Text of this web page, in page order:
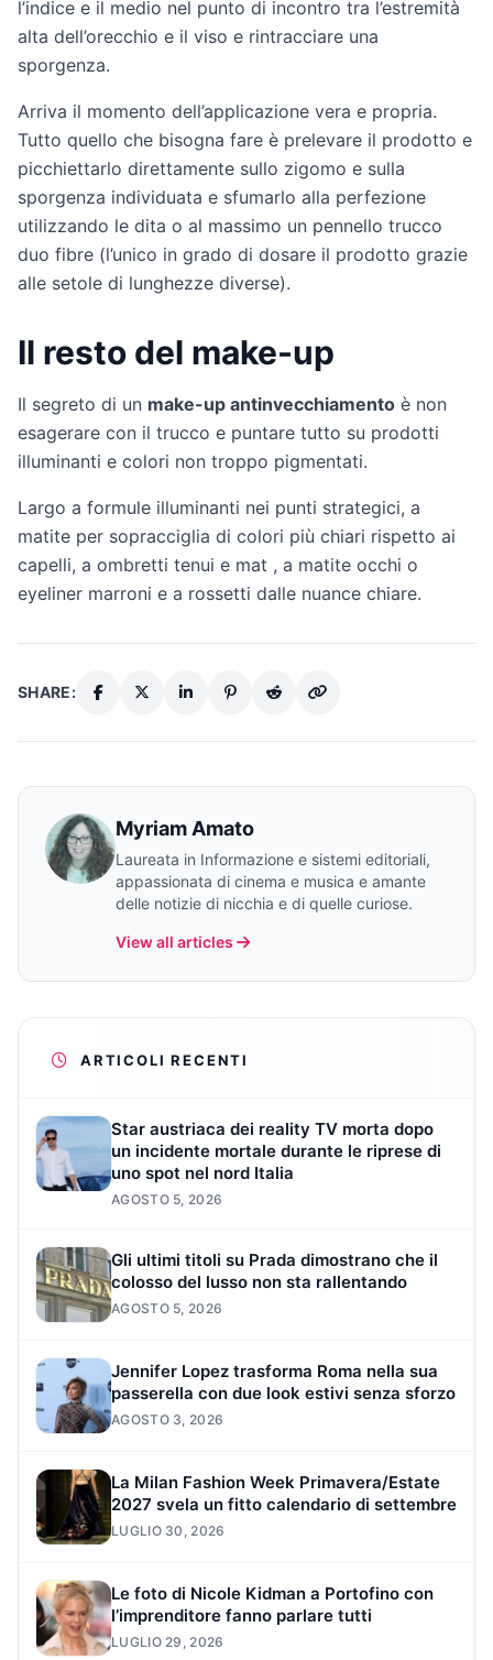
l’indice e il medio nel punto di incontro tra l’estremità
alta dell’orecchio e il viso e rintracciare una
sporgenza.
Arriva il momento dell’applicazione vera e propria.
Tutto quello che bisogna fare è prelevare il prodotto e
picchiettarlo direttamente sullo zigomo e sulla
sporgenza individuata e sfumarlo alla perfezione
utilizzando le dita o al massimo un pennello trucco
duo fibre (l’unico in grado di dosare il prodotto grazie
alle setole di lunghezze diverse).
Il resto del make-up
Il segreto di un make-up antinvecchiamento è non
esagerare con il trucco e puntare tutto su prodotti
illuminanti e colori non troppo pigmentati.
Largo a formule illuminanti nei punti strategici, a
matite per sopracciglia di colori più chiari rispetto ai
capelli, a ombretti tenui e mat , a matite occhi o
eyeliner marroni e a rossetti dalle nuance chiare.
SHARE:
Myriam Amato
Laureata in Informazione e sistemi editoriali,
appassionata di cinema e musica e amante
delle notizie di nicchia e di quelle curiose.
View all articles
ARTICOLI RECENTI
Star austriaca dei reality TV morta dopo
un incidente mortale durante le riprese di
uno spot nel nord Italia
AGOSTO 5, 2026
Gli ultimi titoli su Prada dimostrano che il
colosso del lusso non sta rallentando
AGOSTO 5, 2026
Jennifer Lopez trasforma Roma nella sua
passerella con due look estivi senza sforzo
AGOSTO 3, 2026
La Milan Fashion Week Primavera/Estate
2027 svela un fitto calendario di settembre
LUGLIO 30, 2026
Le foto di Nicole Kidman a Portofino con
l’imprenditore fanno parlare tutti
LUGLIO 29, 2026